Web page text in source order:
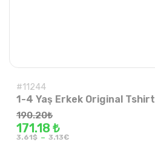
#11244
1-4 Yaş Erkek Original Tshirt
190.20₺
171.18 ₺
3.61$ - 3.13€